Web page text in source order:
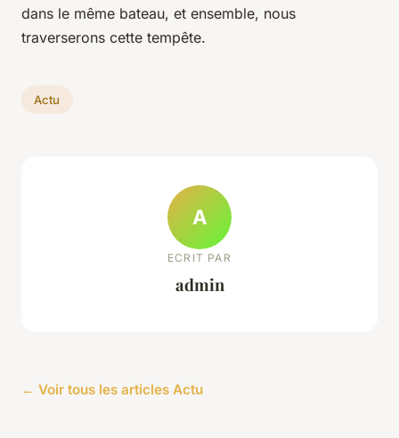
dans le même bateau, et ensemble, nous
traverserons cette tempête.
Actu
A
ECRIT PAR
admin
← Voir tous les articles Actu